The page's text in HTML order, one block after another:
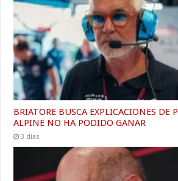
BRIATORE BUSCA EXPLICACIONES DE
ALPINE NO HA PODIDO GANAR
3 días